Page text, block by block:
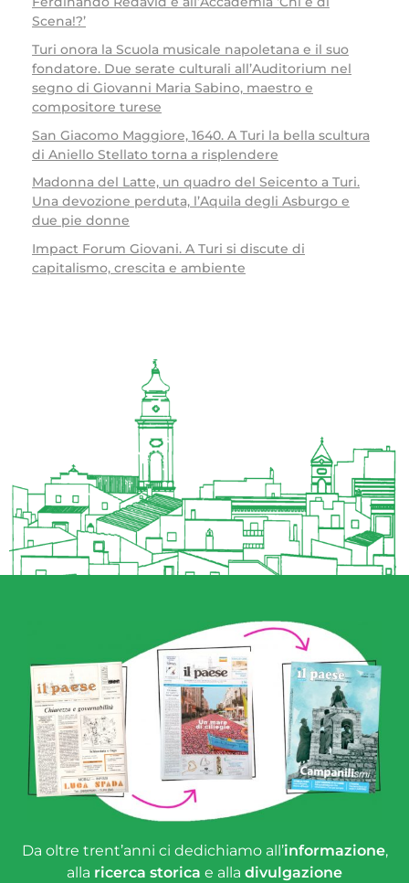
Scena!?’
Turi onora la Scuola musicale napoletana e il suo
fondatore. Due serate culturali all’Auditorium nel
segno di Giovanni Maria Sabino, maestro e
compositore turese
San Giacomo Maggiore, 1640. A Turi la bella scultura
di Aniello Stellato torna a risplendere
Madonna del Latte, un quadro del Seicento a Turi.
Una devozione perduta, l’Aquila degli Asburgo e
due pie donne
Impact Forum Giovani. A Turi si discute di
capitalismo, crescita e ambiente
Da oltre trent’anni ci dedichiamo all’informazione,
alla ricerca storica e alla divulgazione